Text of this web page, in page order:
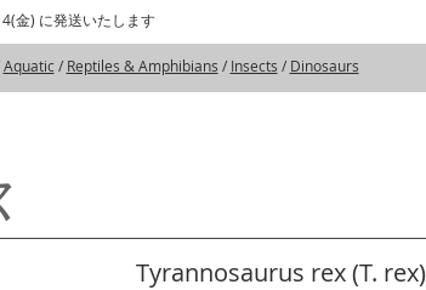
金) に発送いたします
Aquatic/ Reptiles & Amphibians / Insects / Dinosaurs
Tyrannosaurus rex (T. rex)